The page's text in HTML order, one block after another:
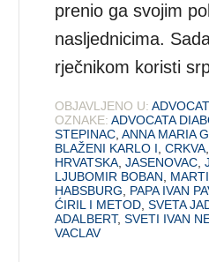
prenio ga svojim
nasljednicima.
rječnikom koristi
OBJAVLJENO U:
OZNAKE: ADVOCATA
STEPINAC,ANNA MARIA
BLAŽENI KARLO I,CRKVA,
HRVATSKA,JASENOVAC,
LJUBOMIR BOBAN,
HABSBURG, PAPA IVAN
ĆIRIL I METOD,SVETA
ADALBERT,SVETI IVAN
VACLAV